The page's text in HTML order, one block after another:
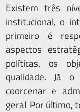
Existem três
institucional, o
primeiro é
aspectos
políticas, os
qualidade. Já
coordenar e
geral. Por último,